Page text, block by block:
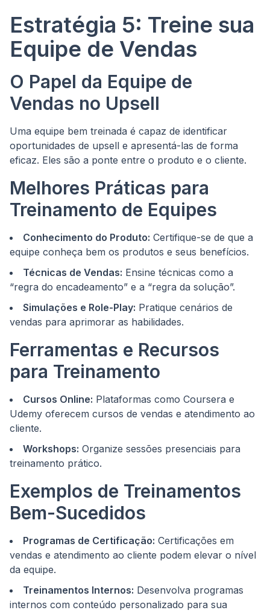
Estratégia 5: Treine sua
Equipe de Vendas
O Papel da Equipe de
Vendas no Upsell
Uma equipe bem treinada é capaz de identificar
oportunidades de upsell e apresentá-las de forma
eficaz. Eles são a ponte entre o produto e o cliente.
Melhores Práticas para
Treinamento de Equipes
Conhecimento do Produto: Certifique-se de que a
equipe conheça bem os produtos e seus benefícios.
Técnicas de Vendas: Ensine técnicas como a
“regra do encadeamento” e a “regra da solução”.
Simulações e Role-Play: Pratique cenários de
vendas para aprimorar as habilidades.
Ferramentas e Recursos
para Treinamento
Cursos Online: Plataformas como Coursera e
Udemy oferecem cursos de vendas e atendimento ao
cliente.
Workshops: Organize sessões presenciais para
treinamento prático.
Exemplos de Treinamentos
Bem-Sucedidos
Programas de Certificação: Certificações em
vendas e atendimento ao cliente podem elevar o nível
da equipe.
Treinamentos Internos: Desenvolva programas
internos com conteúdo personalizado para sua